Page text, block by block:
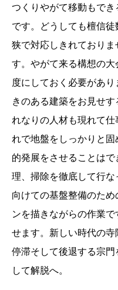
つくりやがて移動もで
です。どうしても檀信
狭で対応しきれており
す。やがて来る構想の
度にしておく必要があ
きのある建築をお見せ
れなりの人材も現れて
れで地盤をしっかりと
的発展をさせることは
理、掃除を徹底して行
向けての基盤整備のた
ンを描きながらの作業
せます。新しい時代の
停滞そして後退する宗
して解脱へ。